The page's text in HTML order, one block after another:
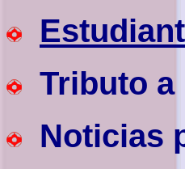
Tributo a
Noticias